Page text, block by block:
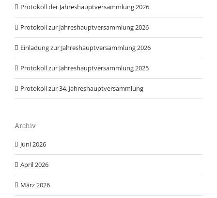
Protokoll der Jahreshauptversammlung 2026
Protokoll zur Jahreshauptversammlung 2026
Einladung zur Jahreshauptversammlung 2026
Protokoll zur Jahreshauptversammlung 2025
Protokoll zur 34. Jahreshauptversammlung
Archiv
Juni 2026
April 2026
März 2026